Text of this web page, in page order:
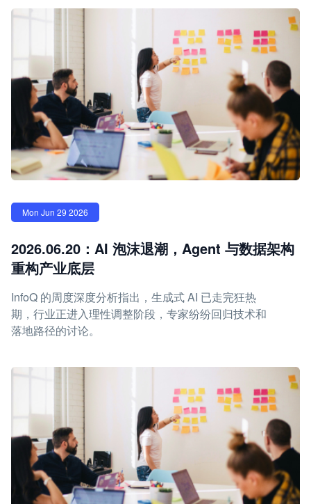
Mon Jun 29 2026
2026.06.20：AI 泡沫退潮，Agent 与数据架构
重构产业底层
InfoQ 的周度深度分析指出，生成式 AI 已走完狂热
期，行业正进入理性调整阶段，专家纷纷回归技术和
落地路径的讨论。